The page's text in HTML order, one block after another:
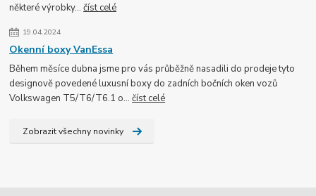
některé výrobky...číst celé
19.04.2024
Okenní boxy VanEssa
Během měsíce dubna jsme pro vás průběžně nasadili do prodeje tyto
designově povedené luxusní boxy do zadních bočních oken vozů
Volkswagen T5/T6/T6.1 o...číst celé
Zobrazit všechny novinky